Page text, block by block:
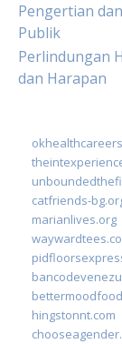
Pengertian
Publik
Perlindungan
dan Harapan
catfriends-
marianlives.org
hingstonnt.com